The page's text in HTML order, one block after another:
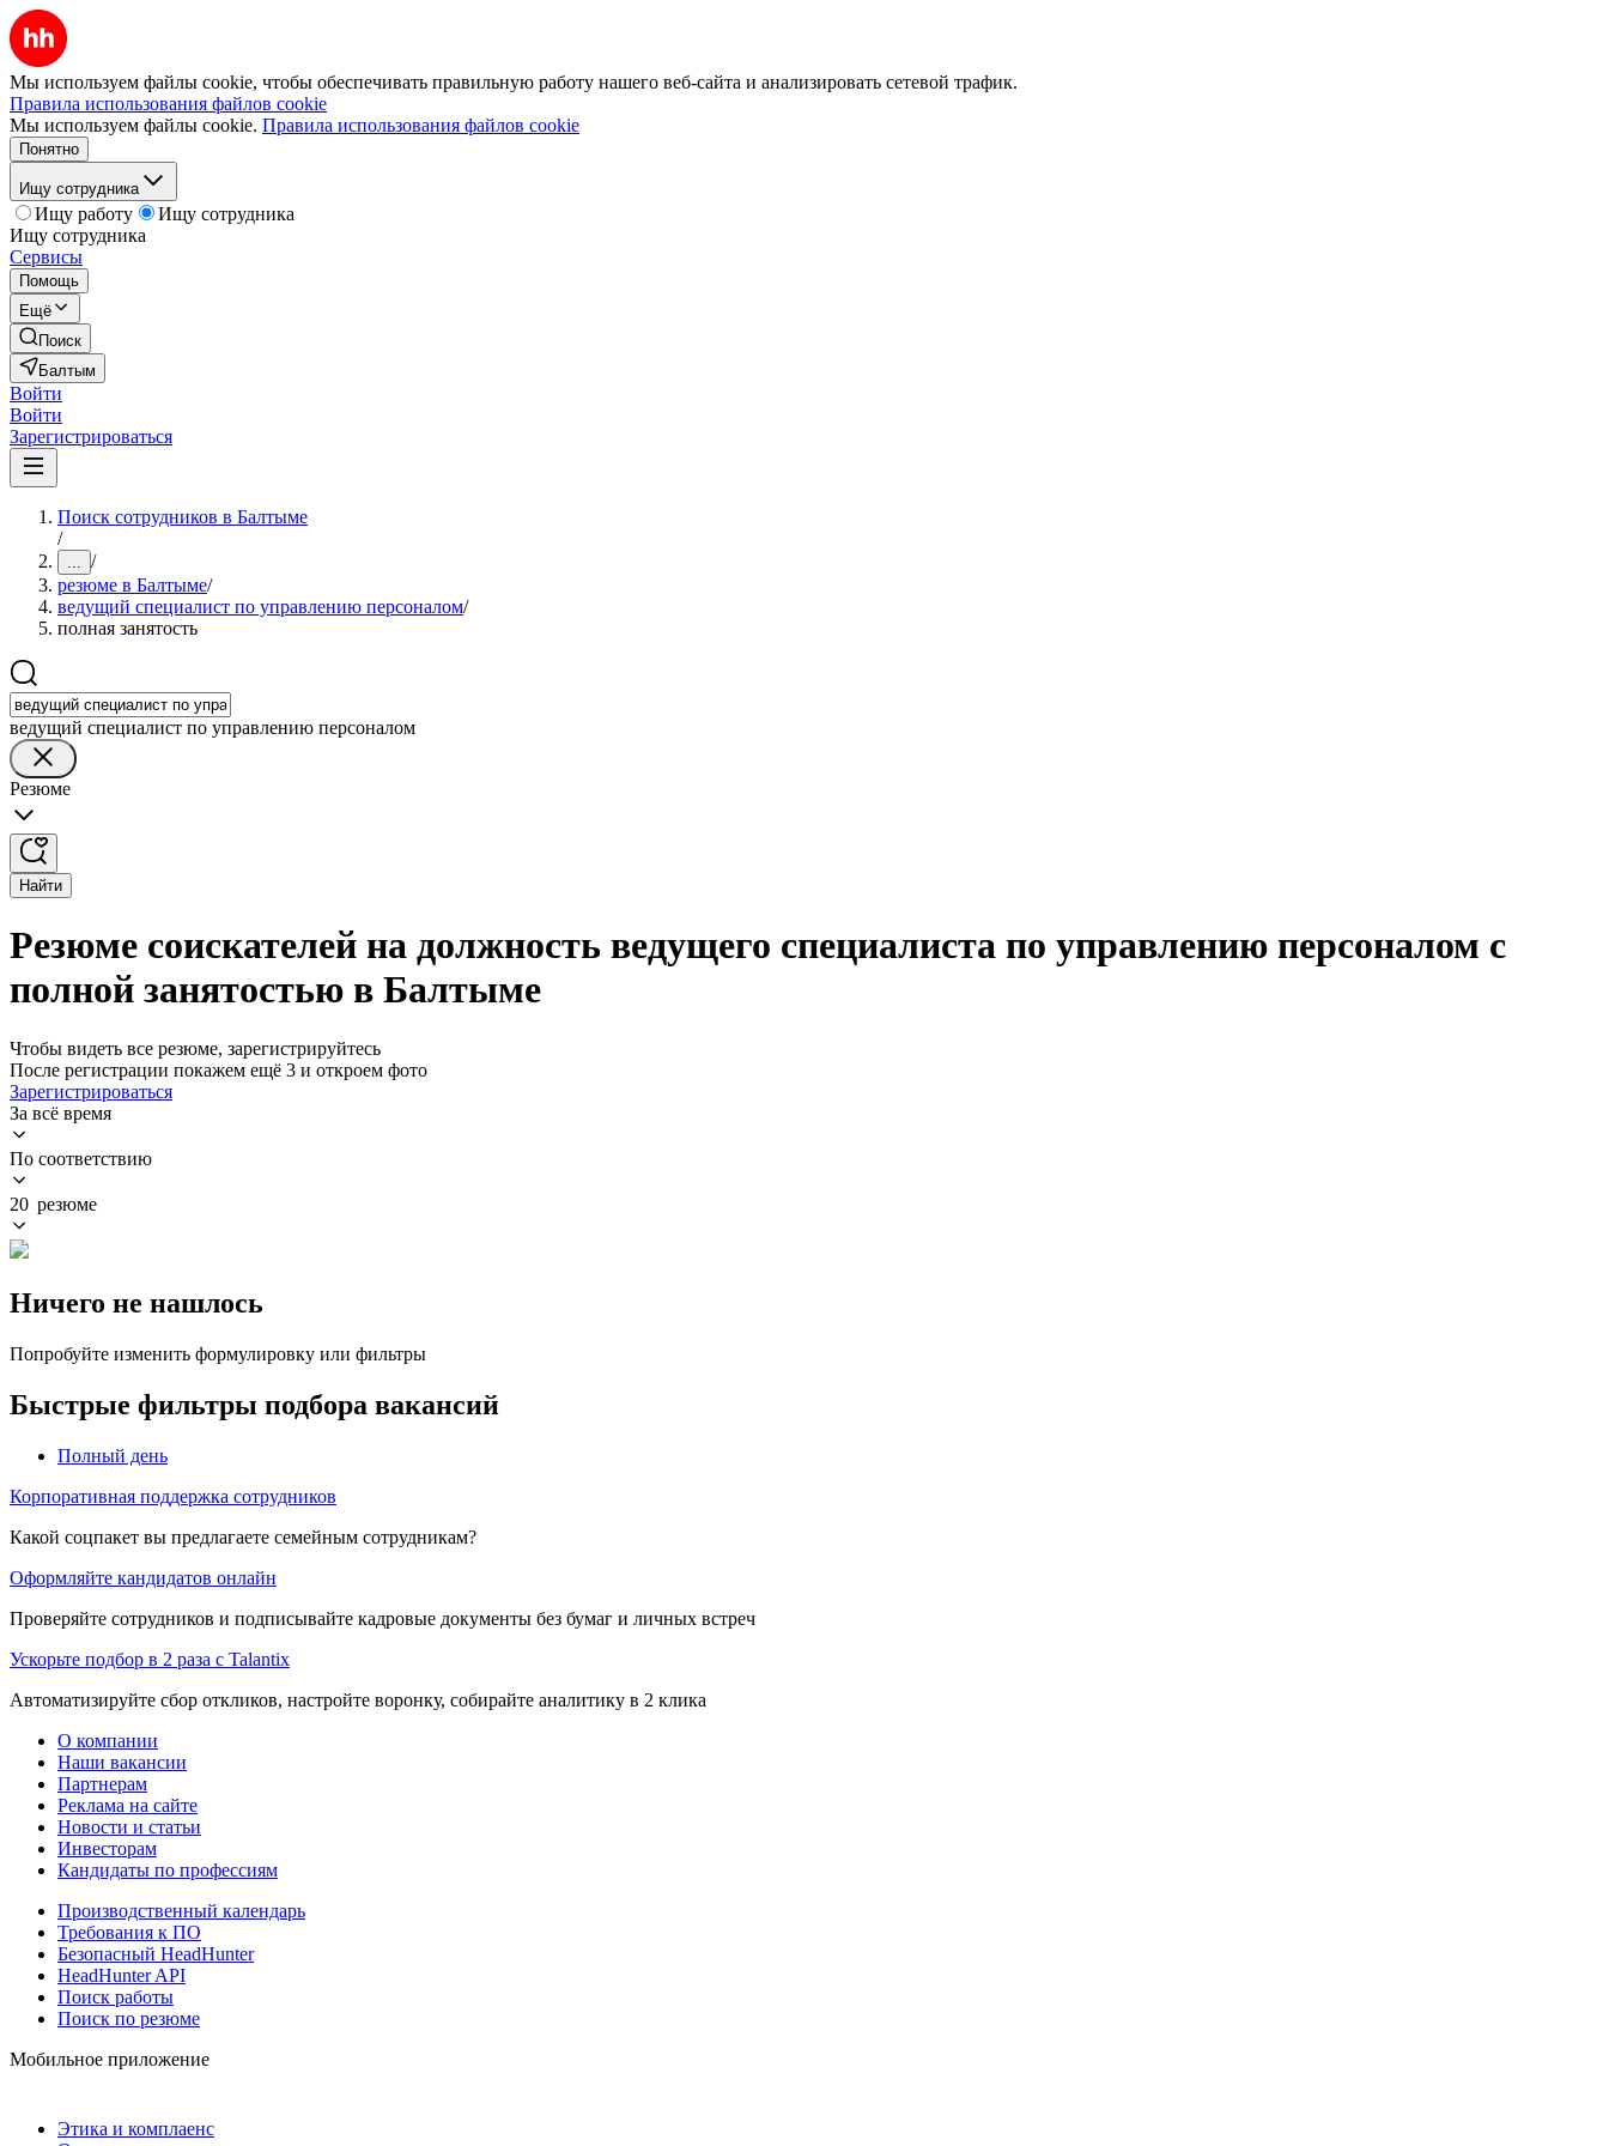
Мы используем файлы cookie, чтобы обеспечивать правильную работу нашего веб-сайта и анализировать сетевой трафик.
Правила использования файлов cookie
Мы используем файлы cookie. Правила использования файлов cookie
Понятно
Ищу сотрудника
Ищу работу
Ищу сотрудника
Ищу сотрудника
Сервисы
Помощь
Ещё
Поиск
Балтым
Войти
Войти
Зарегистрироваться
Поиск сотрудников в Балтыме
/
... /
резюме в Балтыме/
ведущий специалист по управлению персоналом/
полная занятость
ведущий специалист по управлению персоналом
Резюме
Найти
Резюме соискателей на должность ведущего специалиста по управлению персоналом с
полной занятостью в Балтыме
Чтобы видеть все резюме, зарегистрируйтесь
После регистрации покажем ещё 3 и откроем фото
Зарегистрироваться
За всё время
По соответствию
20 резюме
Ничего не нашлось
Попробуйте изменить формулировку или фильтры
Быстрые фильтры подбора вакансий
Полный день
Корпоративная поддержка сотрудников
Какой соцпакет вы предлагаете семейным сотрудникам?
Оформляйте кандидатов онлайн
Проверяйте сотрудников и подписывайте кадровые документы без бумаг и личных встреч
Ускорьте подбор в 2 раза с Talantix
Автоматизируйте сбор откликов, настройте воронку, собирайте аналитику в 2 клика
О компании
Наши вакансии
Партнерам
Реклама на сайте
Новости и статьи
Инвесторам
Кандидаты по профессиям
Производственный календарь
Требования к ПО
Безопасный HeadHunter
HeadHunter API
Поиск работы
Поиск по резюме
Мобильное приложение
Этика и комплаенс